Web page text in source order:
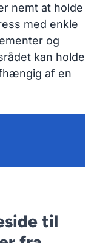
nemt at holde
med enkle
og
kan holde
af en
til